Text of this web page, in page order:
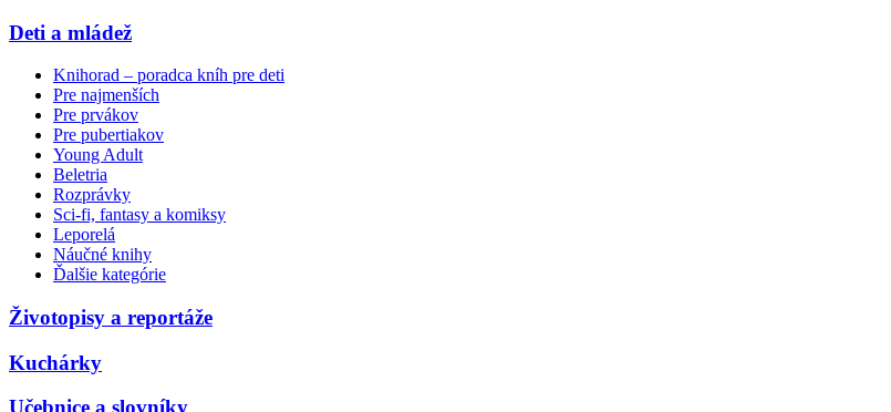
Deti a mládež
Knihorad – poradca kníh pre deti
Pre najmenších
Pre prvákov
Pre pubertiakov
Young Adult
Beletria
Rozprávky
Sci-fi, fantasy a komiksy
Leporelá
Náučné knihy
Ďalšie kategórie
Životopisy a reportáže
Kuchárky